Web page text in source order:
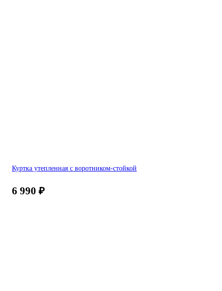
Куртка утепленная с воротником-стойкой
6 990 ₽